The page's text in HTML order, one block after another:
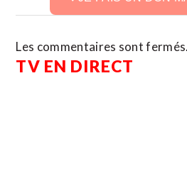
Les commentaires sont fermés.
TV EN DIRECT